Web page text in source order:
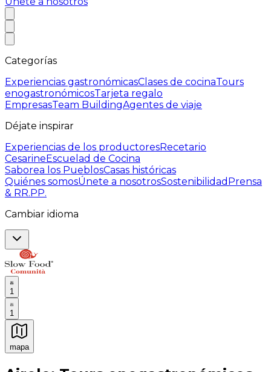
Categorías
Experiencias gastronómicasClases de cocinaTours
enogastronómicosTarjeta regalo
EmpresasTeam BuildingAgentes de viaje
Déjate inspirar
Experiencias de los productoresRecetario
CesarineEscuelad de Cocina
Saborea los PueblosCasas históricas
Quiénes somosÚnete a nosotrosSostenibilidad Prensa
& RR.PP.
Cambiar idioma
1
1
mapa